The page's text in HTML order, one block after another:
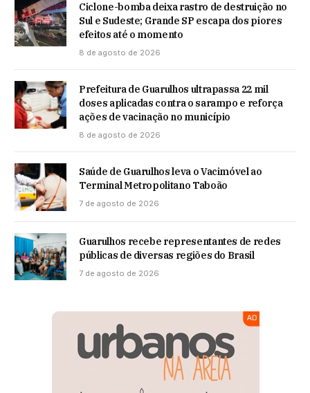
Ciclone-bomba deixa rastro de destruição no
Sul e Sudeste; Grande SP escapa dos piores
efeitos até o momento
8 de agosto de 2026
Prefeitura de Guarulhos ultrapassa 22 mil
doses aplicadas contra o sarampo e reforça
ações de vacinação no município
8 de agosto de 2026
Saúde de Guarulhos leva o Vacimóvel ao
Terminal Metropolitano Taboão
7 de agosto de 2026
Guarulhos recebe representantes de redes
públicas de diversas regiões do Brasil
7 de agosto de 2026